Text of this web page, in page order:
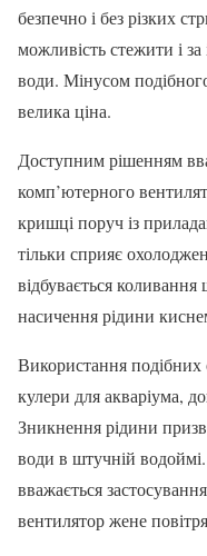
безпечно і без різких
можливість стежити і
води. Мінусом
велика ціна.
Доступним рішенням
комп’ютерного
кришці поруч із
тільки сприяє
відбувається
насичення рідини
Використання подібних
кулери для акваріума,
Зникнення рідини
води в штучній
вважається
вентилятор жене